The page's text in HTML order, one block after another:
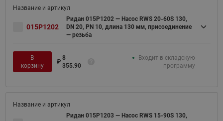
015P1202
Ридан 015P1202 — Насос RWS 20-60S 130,
DN 20, PN 10, длина 130 мм, присоединение
— резьба
В
корзину
₽
8
355.90
Входит в складскую
программу
Ридан 015P1203 — Насос RWS 15-90S 130,